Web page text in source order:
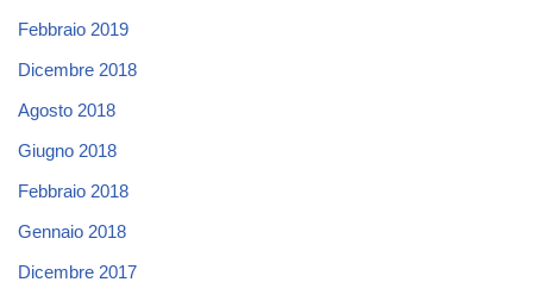
Febbraio 2019
Dicembre 2018
Agosto 2018
Giugno 2018
Febbraio 2018
Gennaio 2018
Dicembre 2017